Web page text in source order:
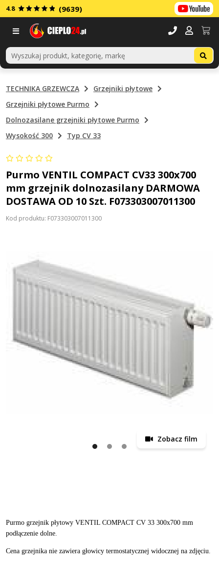
4.8 (9639)
TECHNIKA GRZEWCZA
Grzejniki płytowe
Grzejniki płytowe Purmo
Dolnozasilane grzejniki płytowe Purmo
Wysokość 300
Typ CV 33
Purmo VENTIL COMPACT CV33 300x700
mm grzejnik dolnozasilany DARMOWA
DOSTAWA OD 10 Szt. F073303007011300
Kod produktu: F073303007011300
Zobacz film
Purmo grzejnik płytowy VENTIL COMPACT CV 33 300x700 mm
podłączenie dolne.
Cena grzejnika nie zawiera głowicy termostatycznej widocznej na zdjęciu.